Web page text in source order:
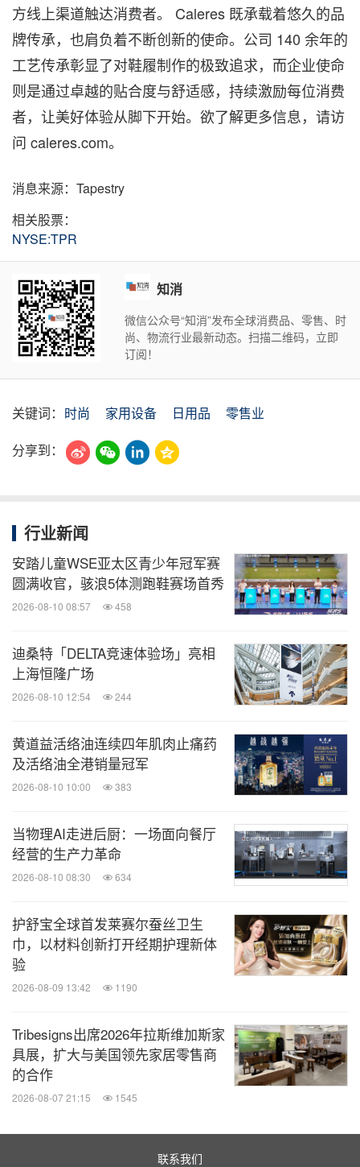
方线上渠道触达消费者。 Caleres 既承载着悠久的品
牌传承，也肩负着不断创新的使命。公司 140 余年的
工艺传承彰显了对鞋履制作的极致追求，而企业使命
则是通过卓越的贴合度与舒适感，持续激励每位消费
者，让美好体验从脚下开始。欲了解更多信息，请访
问 caleres.com。
消息来源：Tapestry
相关股票：
NYSE:TPR
知消
微信公众号“知消”发布全球消费品、零售、时
尚、物流行业最新动态。扫描二维码，立即
订阅！
关键词： 时尚 家用设备 日用品
零售业
分享到：
行业新闻
安踏儿童WSE亚太区青少年冠军赛
圆满收官，骇浪5体测跑鞋赛场首秀
2026-08-10 08:57 458
迪桑特「DELTA竞速体验场」亮相
上海恒隆广场
2026-08-10 12:54 244
黄道益活络油连续四年肌肉止痛药
及活络油全港销量冠军
2026-08-10 10:00 383
当物理AI走进后厨：一场面向餐厅
经营的生产力革命
2026-08-10 08:30 634
护舒宝全球首发莱赛尔蚕丝卫生
巾，以材料创新打开经期护理新体
验
2026-08-09 13:42 1190
Tribesigns出席2026年拉斯维加斯家
具展，扩大与美国领先家居零售商
的合作
2026-08-07 21:15 1545
联系我们